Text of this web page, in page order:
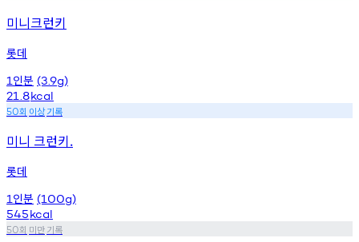
미니크런키
롯데
1 인분 (3.9g)
21.8kcal
50회 이상기록
미니 크런키.
롯데
1 인분 (100g)
545kcal
50회 미만기록